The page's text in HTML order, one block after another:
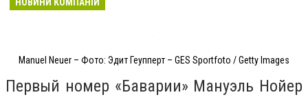
Manuel Neuer – Фото: Эдит Геупперт – GES Sportfoto / Getty Images
Первый номер «Баварии» Мануэль Нойер